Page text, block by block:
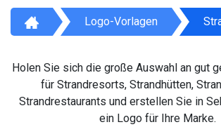
Logo-Vorlagen
Holen Sie sich die große Auswahl an gut
für Strandresorts, Strandhütten,
Strandrestaurants und erstellen Sie in
ein Logo für Ihre Marke.